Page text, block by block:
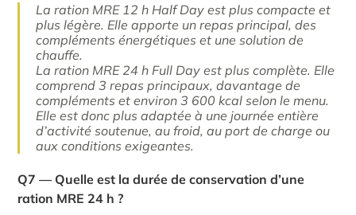
La ration MRE 12 h Half Day est plus compacte et
plus légère. Elle apporte un repas principal, des
compléments énergétiques et une solution de
chauffe.
La ration MRE 24 h Full Day est plus complète. Elle
comprend 3 repas principaux, davantage de
compléments et environ 3 600 kcal selon le menu.
Elle est donc plus adaptée à une journée entière
d’activité soutenue, au froid, au port de charge ou
aux conditions exigeantes.
Q7 — Quelle est la durée de conservation d’une
ration MRE 24 h ?